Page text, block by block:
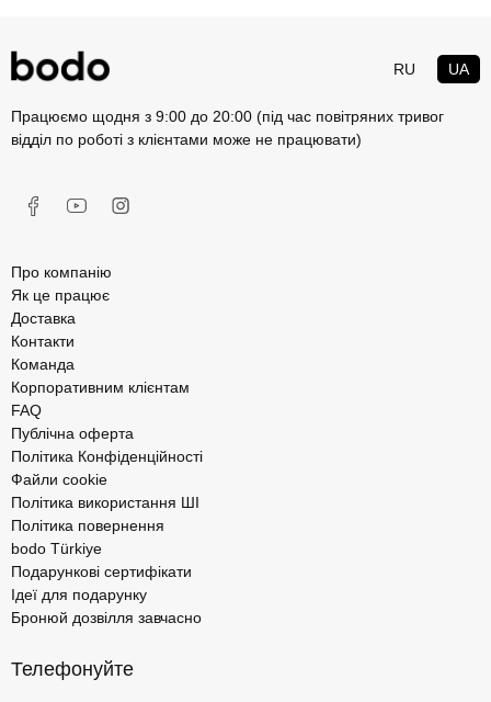
RU UA
Працюємо щодня з 9:00 до 20:00 (під час повітряних тривог
відділ по роботі з клієнтами може не працювати)
Про компанію
Як це працює
Доставка
Контакти
Команда
Корпоративним клієнтам
FAQ
Публічна оферта
Політика Конфіденційності
Файли cookie
Політика використання ШІ
Політика повернення
bodo Türkiye
Подарункові сертифікати
Ідеї для подарунку
Бронюй дозвілля завчасно
Телефонуйте